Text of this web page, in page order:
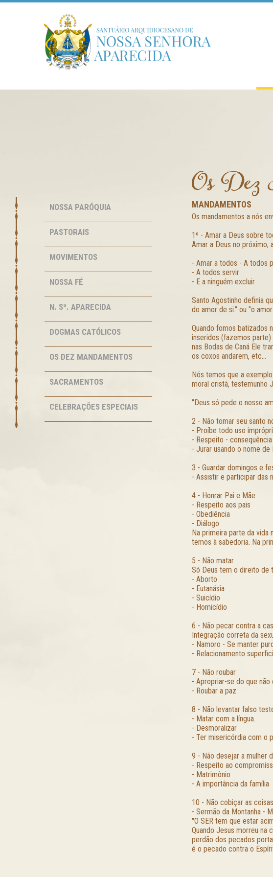
NOSSA PARÓQUIA
PASTORAIS
MOVIMENTOS
NOSSA FÉ
N. Sª. APARECIDA
DOGMAS CATÓLICOS
OS DEZ MANDAMENTOS
SACRAMENTOS
CELEBRAÇÕES ESPECIAIS
Os
MANDAMENTOS
Os mandamentos a nós
1º - Amar a Deus sobre
Amar a Deus no próximo,
- Amar a todos - A todos
- A todos servir
- E a ninguém excluir
Santo Agostinho definia
do amor de si." ou "o
Quando fomos batizados
inseridos (fazemos parte)
nas Bodas de Caná Ele
os coxos andarem, etc...
Nós temos que a
moral cristã, testemunho
"Deus só pede o nosso
2 - Não tomar seu santo
- Proíbe todo uso
- Respeito -
- Jurar usando o nome de
3 - Guardar domingos e
- Assistir e participar das
4 - Honrar Pai e Mãe
- Respeito aos pais
- Obediência
- Diálogo
Na primeira parte da vida
temos à sabedoria. Na
5 - Não matar
Só Deus tem o direito de
- Aborto
- Eutanásia
- Suicídio
- Homicídio
6 - Não pecar contra a
Integração correta da
- Namoro - Se manter
- Relacionamento
7 - Não roubar
- Apropriar-se do que não
- Roubar a paz
8 - Não levantar falso
- Matar com a língua.
- Desmoralizar
- Ter misericórdia com o
9 - Não desejar a mulher
- Respeito ao
- Matrimônio
- A importância da família
10 - Não cobiçar as
- Sermão da Montanha -
"O SER tem que estar
Quando Jesus morreu na
perdão dos pecados
é o pecado contra o